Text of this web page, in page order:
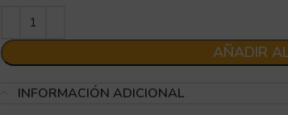
AÑADIR
INFORMACIÓN ADICIONAL